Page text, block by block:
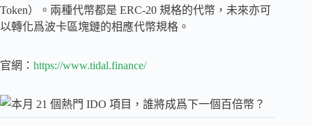
Token）。兩種代幣都是 ERC-20 規格的代幣，未來亦可
以轉化爲波卡區塊鏈的相應代幣規格。
官網： https://www.tidal.finance/